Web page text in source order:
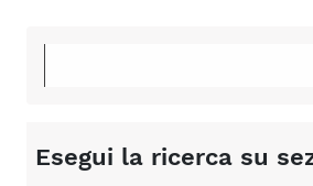
Esegui la ricerca su